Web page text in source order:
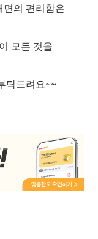
의 편리함은
모든 것을
탁드려요~~